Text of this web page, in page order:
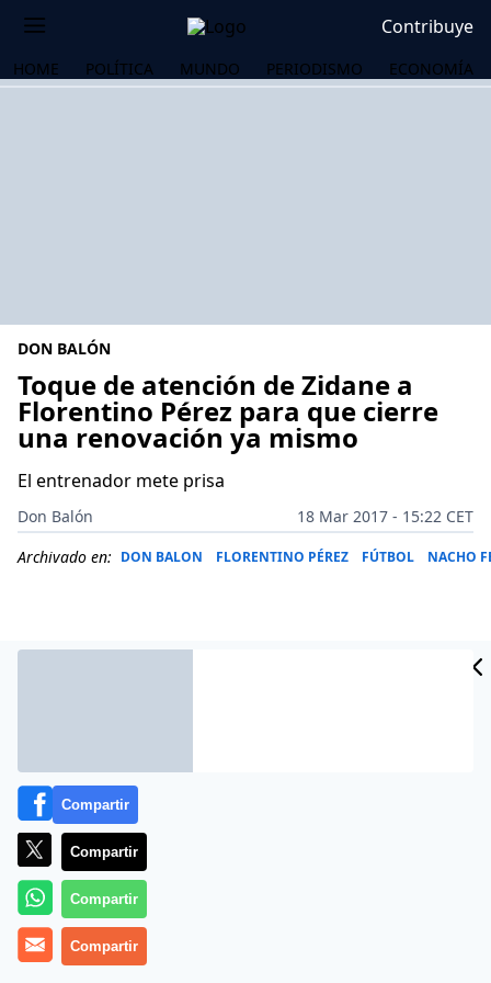
Contribuye
HOME POLÍTICA MUNDO PERIODISMO ECONOMÍA
DON BALÓN
Toque de atención de Zidane a
Florentino Pérez para que cierre
una renovación ya mismo
El entrenador mete prisa
Don Balón
18 Mar 2017 - 15:22 CET
Archivado en: DON BALON FLORENTINO PÉREZ FÚTBOL NACHO
Zinedine Zidane le ha pedido a Florentino Pérez que
acabe de cerrar la renovación del canterano Nacho
Fernández. El defensa está realizando un año excelso
Compartir
Compartir
Compartir
Compartir